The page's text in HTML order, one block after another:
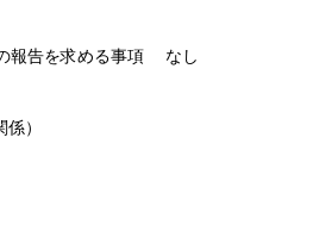
報告を求める事項 なし
）